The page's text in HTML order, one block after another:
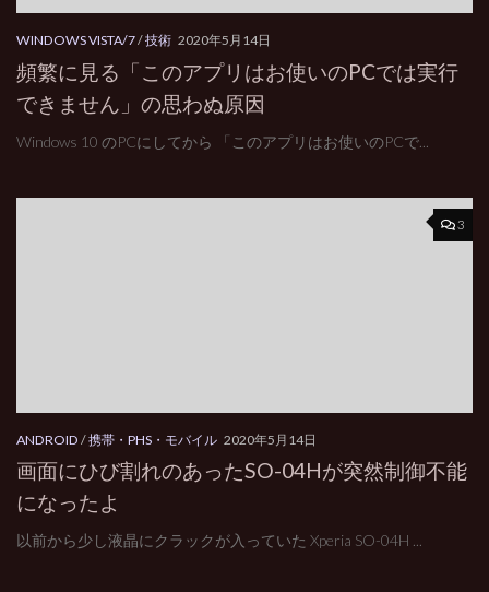
WINDOWS VISTA/7/技術 2020年5月14日
頻繁に見る「このアプリはお使いのPCでは実行
できません」の思わぬ原因
Windows 10 のPCにしてから 「このアプリはお使いのPCで...
3
ANDROID /携帯・PHS・モバイル 2020年5月14日
画面にひび割れのあったSO-04Hが突然制御不能
になったよ
以前から少し液晶にクラックが入っていた Xperia SO-04H ...